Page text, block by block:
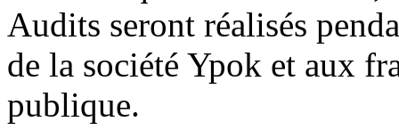
Audits seront réalisés
de la société Ypok et aux
publique.